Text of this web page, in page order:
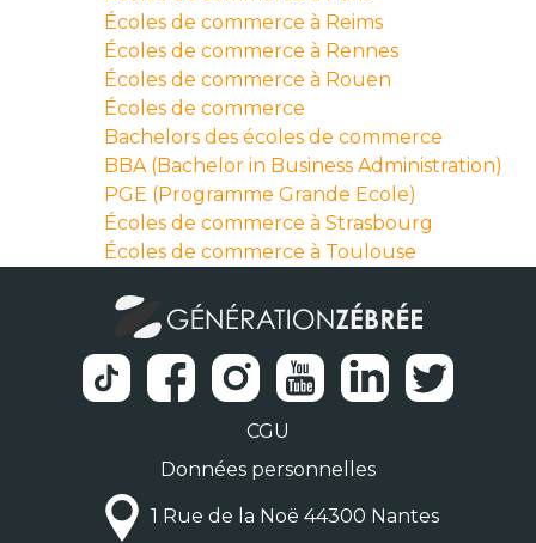
Écoles de commerce à Reims
Écoles de commerce à Rennes
Écoles de commerce à Rouen
Écoles de commerce
Bachelors des écoles de commerce
BBA (Bachelor in Business Administration)
PGE (Programme Grande Ecole)
Écoles de commerce à Strasbourg
Écoles de commerce à Toulouse
CGU
Données personnelles
1 Rue de la Noë 44300 Nantes